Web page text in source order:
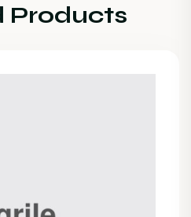
Products